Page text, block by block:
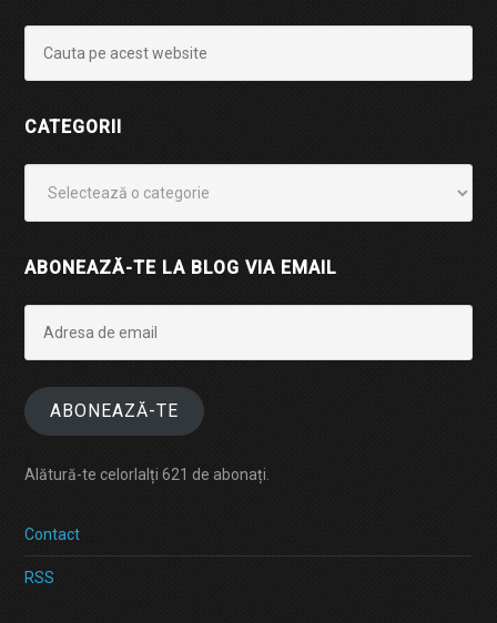
CATEGORII
ABONEAZĂ-TE LA BLOG VIA EMAIL
email
ABONEAZĂ-TE
Alătură-te celorlalți 621 de abonați.
Contact
RSS